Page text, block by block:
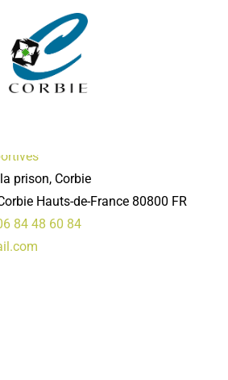
Pétanque
prison, Corbie
Hauts-de-France 80800 FR
84 48 60 84